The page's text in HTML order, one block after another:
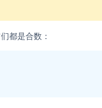
都是合数：